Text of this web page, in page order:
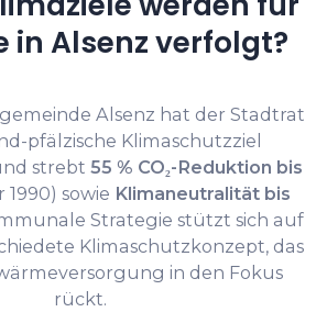
in Alsenz verfolgt?
Alsenz hat der Stadtrat
pfälzische Klimaschutzziel
strebt 55 % CO₂-Reduktion bis
1990) sowie Klimaneutralität bis
Strategie stützt sich auf
Klimaschutzkonzept, das
in den Fokus
rückt.